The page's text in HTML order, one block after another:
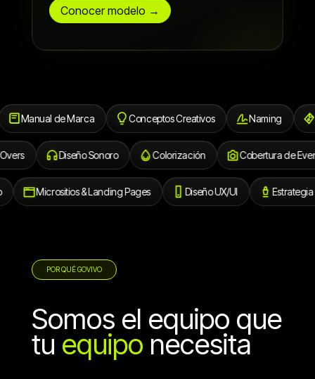
Conocer modelo →
de Marca Conceptos Creativos Naming
Overs Diseño Sonoro Colorización Cobertura
Micrositios & Landing Pages Diseño UX/UI Estrategia de
POR QUÉ GOVIVO
Somos el equipo que
tu equipo necesita